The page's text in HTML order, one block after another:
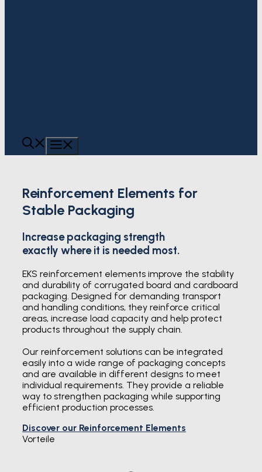
Reinforcement Elements for
Stable Packaging
Increase packaging strength
exactly where it is needed most.
EKS reinforcement elements improve the stability
and durability of corrugated board and cardboard
packaging. Designed for demanding transport
and handling conditions, they reinforce critical
areas, increase load capacity and help protect
products throughout the supply chain.
Our reinforcement solutions can be integrated
easily into a wide range of packaging concepts
and are available in different designs to meet
individual requirements. They provide a reliable
way to strengthen packaging while supporting
efficient production processes.
Discover our Reinforcement Elements
Vorteile